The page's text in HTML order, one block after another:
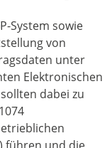
System sowie
von
unter
Elektronischen
dabei zu